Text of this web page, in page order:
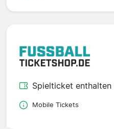
Spielticket enthalten
Mobile Tickets